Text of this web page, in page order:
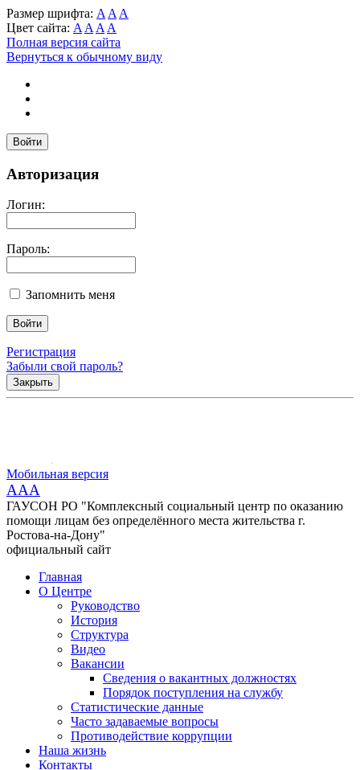
Размер шрифта: A A A
Цвет сайта: A A A A
Полная версия сайта
Вернуться к обычному виду
Войти
Авторизация
Логин:
Пароль:
Запомнить меня
Регистрация
Забыли свой пароль?
Закрыть
Мобильная версия
AAA
ГАУСОН РО "Комплексный социальный центр по оказанию
помощи лицам без определённого места жительства г.
Ростова-на-Дону"
официальный сайт
Главная
О Центре
Руководство
История
Структура
Видео
Вакансии
Сведения о вакантных должностях
Порядок поступления на службу
Статистические данные
Часто задаваемые вопросы
Противодействие коррупции
Наша жизнь
Контакты